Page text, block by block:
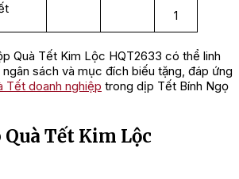
1
Quà Tết Kim Lộc HQT2633 có thể linh
sách và mục đích biếu tặng, đáp ứng
Tết doanh nghiệp trong dịp Tết Bính Ngọ
Tết Kim Lộc